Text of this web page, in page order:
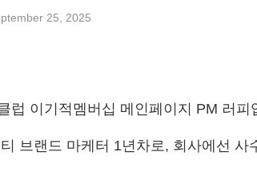
25, 2025
럽 이기적멤버십 메인페이지 PM 러피
브랜드 마케터 1년차로, 회사에선